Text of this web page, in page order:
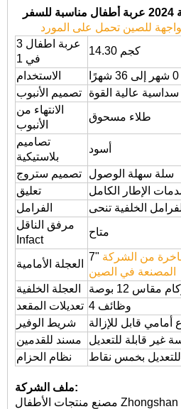
للصين تحمل على المورد
عربة اطفال 3
في 1
14.30 كجم
الاستخدام
تصميم الأنبوب
سداسية عالية القوة
الانتهاء من
الأنبوب
طلاء مسحوق
تصاميم
بلاستيكية
أسود
تصميم ستروج
سلة سهلة الوصول
تعليق
الإطار الكامل
الفرامل
الخلفية تنحى
مرفق الناقل
Infact
متاح
العجلة الأمامية
7" من الشركة
المصنعة في الصين
العجلة الخلفية
12 بوصة
تعديلات المقعد
4 وظائف
شريط الوفير
أمامي قابل للإزالة
مسند للقدمين
غير قابلة للتعديل
نظام الحزام
بخمس نقاط
ملف الشركة:
مصنع منتجات الأطفال Zhongshan powerlink تأسس في عام